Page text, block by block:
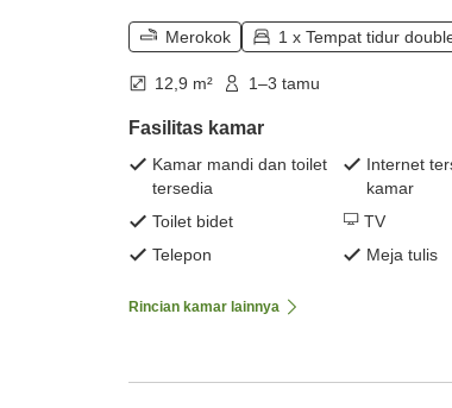
Merokok 1 x Tempat tidur
12,9 m² 1–3 tamu
Fasilitas kamar
Kamar mandi dan toilet
tersedia
Internet
kamar
Toilet bidet
TV
Telepon
Meja tulis
Rincian kamar lainnya